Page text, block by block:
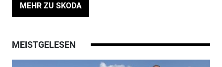
MEHR ZU SKODA
MEISTGELESEN